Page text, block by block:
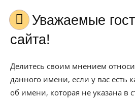
Уважаемые гости нашего
сайта!
Делитесь своим мнением
данного имени, если у вас есть
об имени, которая не указана в